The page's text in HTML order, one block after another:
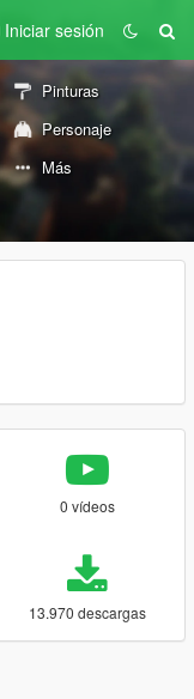
Iniciar sesión
Pinturas
Personaje
Más
0 vídeos
13.970 descargas